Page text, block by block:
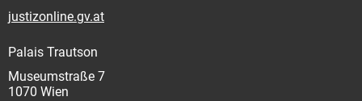
justizonline.gv.at
Palais Trautson
Museumstraße 7
1070 Wien